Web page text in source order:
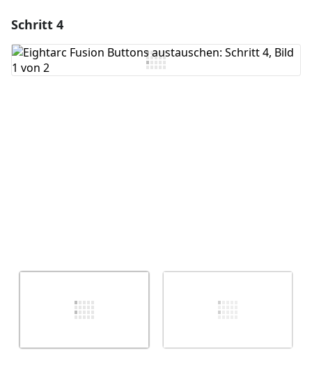
Kommentar hinzufügen
Schritt 4